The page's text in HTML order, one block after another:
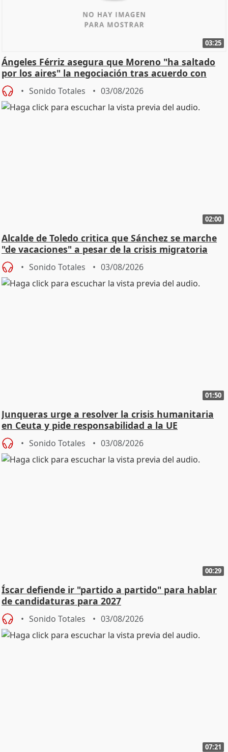
03:25
Ángeles Férriz asegura que Moreno "ha saltado
por los aires" la negociación tras acuerdo con
SMA
Sonido Totales 03/08/2026
02:00
Alcalde de Toledo critica que Sánchez se marche
"de vacaciones" a pesar de la crisis migratoria
Sonido Totales 03/08/2026
01:50
Junqueras urge a resolver la crisis humanitaria
en Ceuta y pide responsabilidad a la UE
Sonido Totales 03/08/2026
00:29
Íscar defiende ir "partido a partido" para hablar
de candidaturas para 2027
Sonido Totales 03/08/2026
07:21